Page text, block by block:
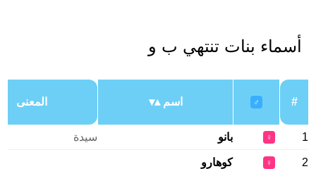
أسماء بنات تنتهي ب و
#
♂ اسم المعنى
1
♀ بانو سيدة
2
♀ كوهارو